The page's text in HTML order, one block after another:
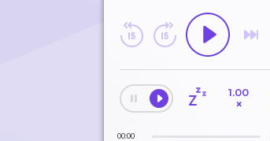
1.00
×
00:00